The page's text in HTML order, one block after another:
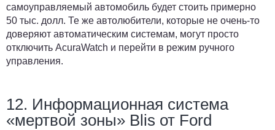
самоуправляемый автомобиль будет стоить примерно
50 тыс. долл. Те же автолюбители, которые не очень-то
доверяют автоматическим системам, могут просто
отключить AcuraWatch и перейти в режим ручного
управления.
12. Информационная система
«мертвой зоны» Blis от Ford